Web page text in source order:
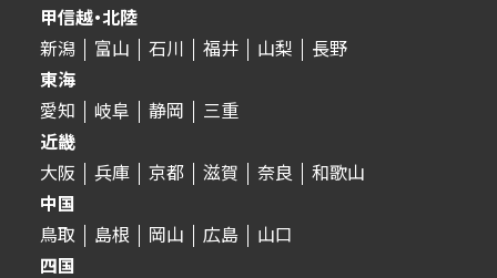
甲信越・北陸
新潟
富山 石川 福井 山梨
長野
東海
愛知
岐阜 静岡
三重
近畿
大阪
兵庫 京都 滋賀 奈良
和歌山
中国
鳥取
島根 岡山 広島
山口
四国